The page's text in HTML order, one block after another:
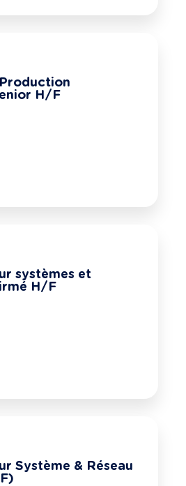
H/F
systèmes et
H/F
Système & Réseau